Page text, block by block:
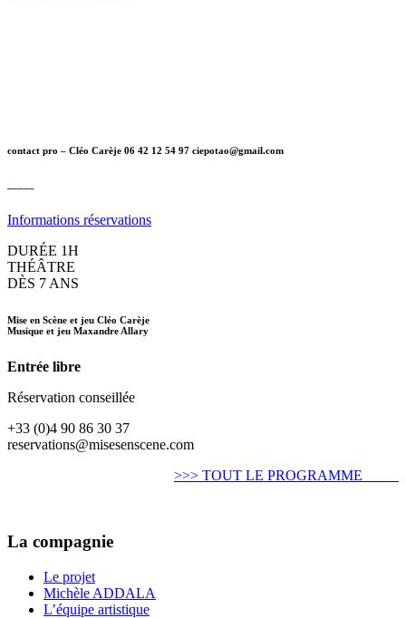
contact pro – Cléo Carèje 06 42 12 54 97 ciepotao@gmail.com
Informations réservations
DURÉE 1H
THÉÂTRE
DÈS 7 ANS
Mise en Scène et jeu Cléo Carèje
Musique et jeu Maxandre Allary
Entrée libre
Réservation conseillée
+33 (0)4 90 86 30 37
reservations@misesenscene.com
>>> TOUT LE PROGRAMME
La compagnie
Le projet
Michèle ADDALA
L’équipe artistique